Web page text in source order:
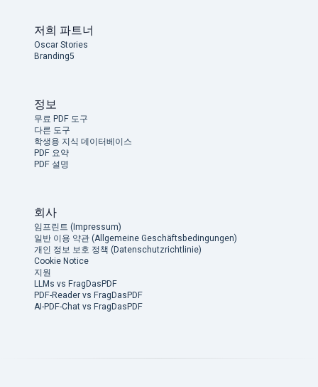
저희 파트너
Oscar Stories
Branding5
정보
무료 PDF 도구
다른 도구
학생용 지식 데이터베이스
PDF 요약
PDF 설명
회사
임프린트 (Impressum)
일반 이용 약관 (Allgemeine Geschäftsbedingungen)
개인 정보 보호 정책 (Datenschutzrichtlinie)
Cookie Notice
지원
LLMs vs FragDasPDF
PDF-Reader vs FragDasPDF
AI-PDF-Chat vs FragDasPDF